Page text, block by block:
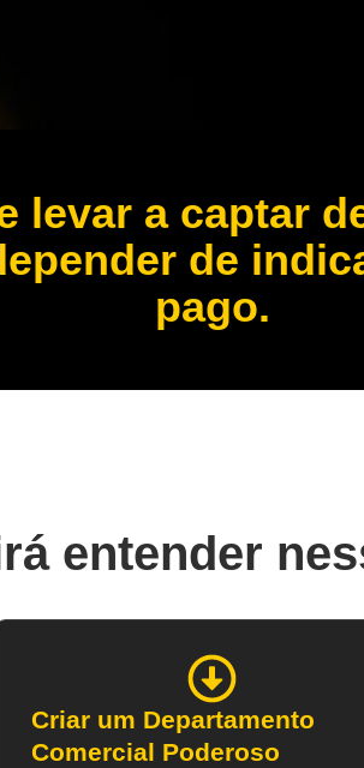
levar a captar
de
pago.
entender
Criar um Departamento
Comercial Poderoso